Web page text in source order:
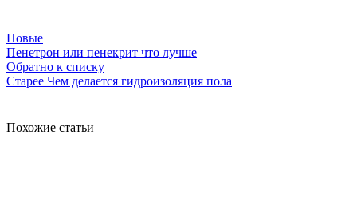
Новые
Пенетрон или пенекрит что лучше
Обратно к списку
Старее Чем делается гидроизоляция пола
Похожие статьи